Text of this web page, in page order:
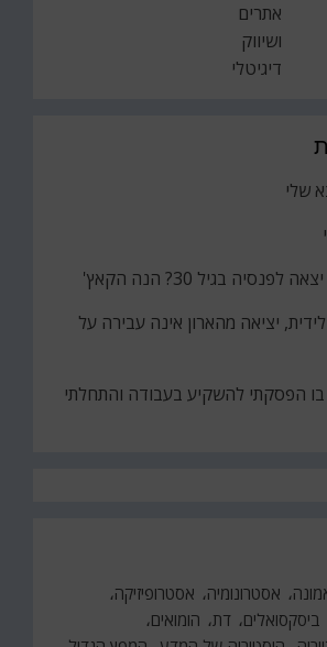
אתרים
ושיווק
דיגיטלי
שלי
לפנסיה בגיל 30? הנה הקאץ'
יציאה מהארון אינה עבירה על
בו הפסקתי להשקיע בעבודה והתחלתי
אסטרונומיה
אסטרופיזיקה
ביסקסואלים דת הומואים